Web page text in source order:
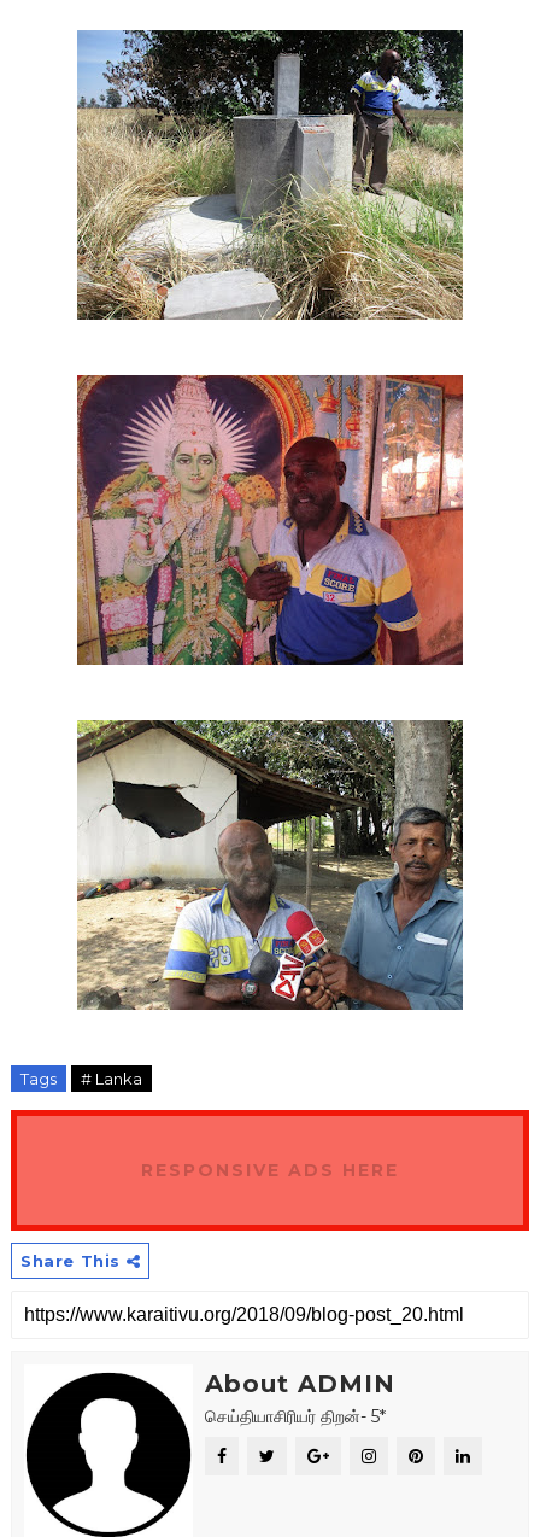
Tags # Lanka
RESPONSIVE ADS HERE
Share This
About ADMIN
செய்தியாசிரியர் திறன்- 5*